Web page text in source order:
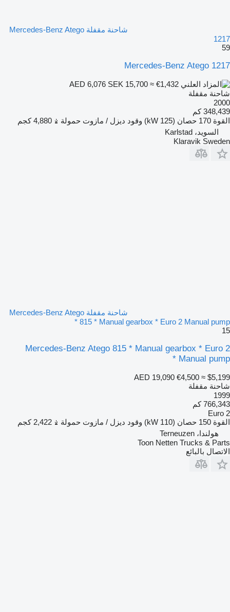
شاحنة مقفلة Mercedes-Benz Atego
1217
59
Mercedes-Benz Atego 1217
SEK 15,700 ≈ €1,432
شاحنة مقفلة
2000
348,439 كم
القوة 170 حصان (125 kW) وقود ديزل / مازوت حمولة
4,880 كجم
السويد، Karlstad
Klaravik Sweden
شاحنة مقفلة Mercedes-Benz Atego
815 * Manual gearbox * Euro 2 Manual pump *
15
Mercedes-Benz Atego 815 * Manual gearbox * Euro 2
Manual pump *
AED 19,090 €4,500 ≈ $5,199
شاحنة مقفلة
1999
766,343 كم
Euro 2
القوة 150 حصان (110 kW) وقود ديزل / مازوت حمولة
2,422 كجم
هولندا، Terneuzen
Toon Netten Trucks & Parts
الاتصال بالبائع